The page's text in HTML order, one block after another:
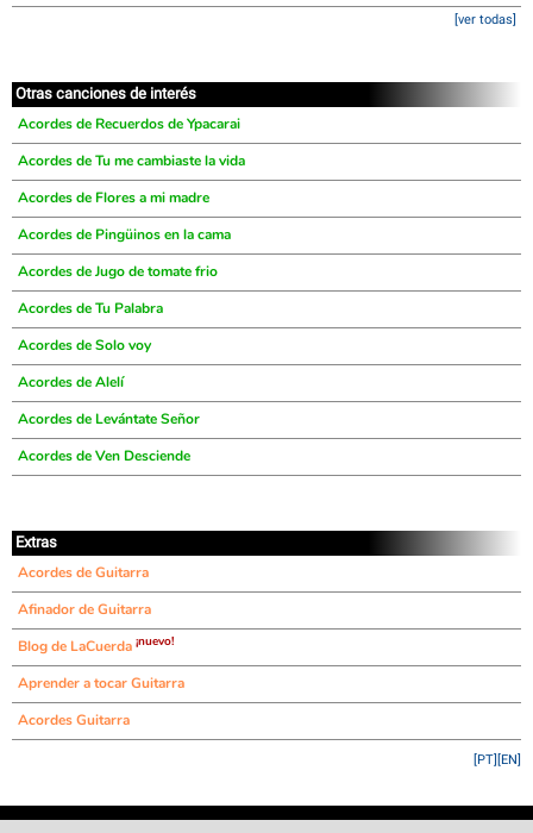
[ver todas]
Otras canciones de interés
Acordes de Recuerdos de Ypacarai
Acordes de Tu me cambiaste la vida
Acordes de Flores a mi madre
Acordes de Pingüinos en la cama
Acordes de Jugo de tomate frio
Acordes de Tu Palabra
Acordes de Solo voy
Acordes de Alelí
Acordes de Levántate Señor
Acordes de Ven Desciende
Extras
Acordes de Guitarra
Afinador de Guitarra
Blog de LaCuerda ¡nuevo!
Aprender a tocar Guitarra
Acordes Guitarra
[EN]
[PT]